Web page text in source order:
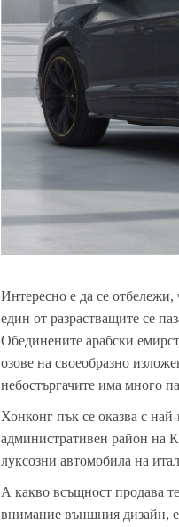
Интересно е да се отбележи,
един от разрастващите се
Обединените арабски
озове на своеобразно
небостъргачите има много
Хонконг пък се оказва с
административен район на
луксозни автомобила на
А какво всъщност продава
внимание външния дизайн,